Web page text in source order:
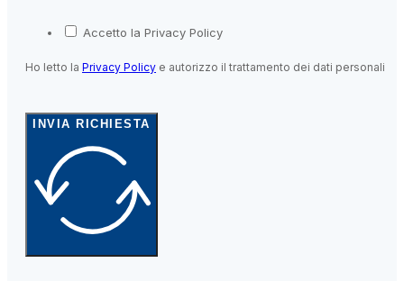
Accetto la Privacy Policy
Ho letto la Privacy Policy e autorizzo il trattamento dei dati personali
INVIA RICHIESTA